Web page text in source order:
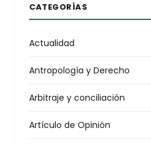
CATEGORÍAS
Actualidad
Antropología y Derecho
Arbitraje y conciliación
Artículo de Opinión